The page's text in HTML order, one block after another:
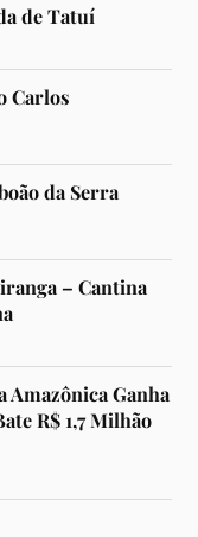
de Tatuí
Carlos
da Serra
– Cantina
Amazônica Ganha
R$ 1,7 Milhão